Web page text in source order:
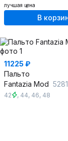
лучшая цена
В
11225 ₽
Пальто
Fantazia Mod 5281
42 , 44, 46, 48